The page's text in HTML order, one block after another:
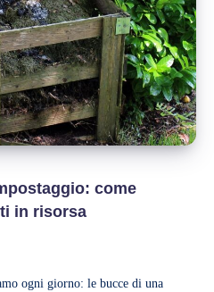
come
in risorsa
ogni giorno: le bucce di una